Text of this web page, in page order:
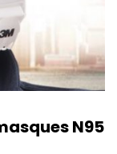
N95